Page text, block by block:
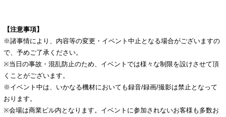
【注意事項】
※諸事情により、内容等の変更・イベント中止となる場合がございますの
で、予めご了承ください。
※当日の事故・混乱防止のため、イベントでは様々な制限を設けさせて頂
くことがございます。
※イベント中は、いかなる機材においても録音/録画/撮影は禁止となって
おります。
※会場は商業ビル内となります。イベントに参加されないお客様も多数お